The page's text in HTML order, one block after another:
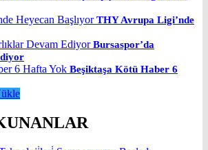
THY Avrupa Ligi’nde
Bursaspor’da
Beşiktaşa Kötü Haber 6